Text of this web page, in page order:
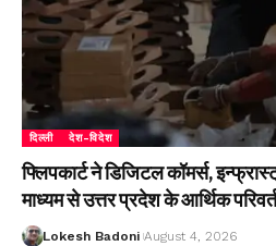
दिल्ली देश-विदेश
फ्लिपकार्ट ने डिजिटल कॉमर्स,
माध्यम से उत्तर प्रदेश के आर्थिक
Lokesh Badoni August 4, 2026